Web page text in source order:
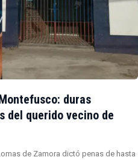
duras
del querido vecino de
de Zamora dictó penas de hasta